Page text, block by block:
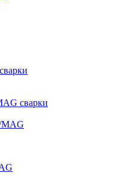
сварки
MAG